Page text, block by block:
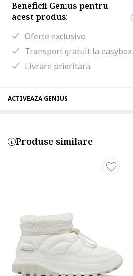
Beneficii Genius pentru
acest produs:
Oferte exclusive.
Transport gratuit la easybox.
Livrare prioritara.
ACTIVEAZA GENIUS
Produse similare